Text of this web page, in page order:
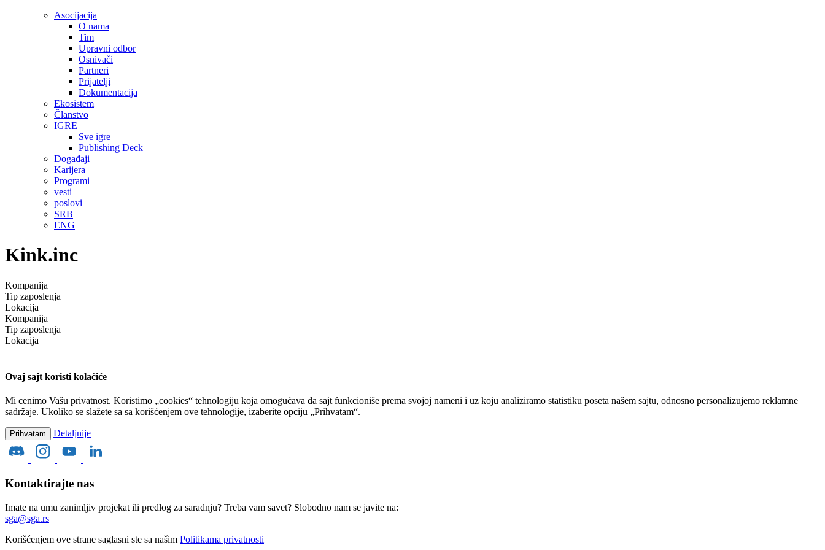
Asocijacija
O nama
Tim
Upravni odbor
Osnivači
Partneri
Prijatelji
Dokumentacija
Ekosistem
Članstvo
IGRE
Sve igre
Publishing Deck
Događaji
Karijera
Programi
vesti
poslovi
SRB
ENG
Kink.inc
Kompanija
Tip zaposlenja
Lokacija
Kompanija
Tip zaposlenja
Lokacija
Ovaj sajt koristi kolačiće
Mi cenimo Vašu privatnost. Koristimo „cookies“ tehnologiju koja omogućava da sajt funkcioniše prema svojoj nameni i uz koju analiziramo statistiku poseta našem sajtu, odnosno personalizujemo reklamne
sadržaje. Ukoliko se slažete sa sa korišćenjem ove tehnologije, izaberite opciju „Prihvatam“.
Prihvatam Detaljnije
Kontaktirajte nas
Imate na umu zanimljiv projekat ili predlog za saradnju? Treba vam savet? Slobodno nam se javite na:
sga@sga.rs
Korišćenjem ove strane saglasni ste sa našim Politikama privatnosti